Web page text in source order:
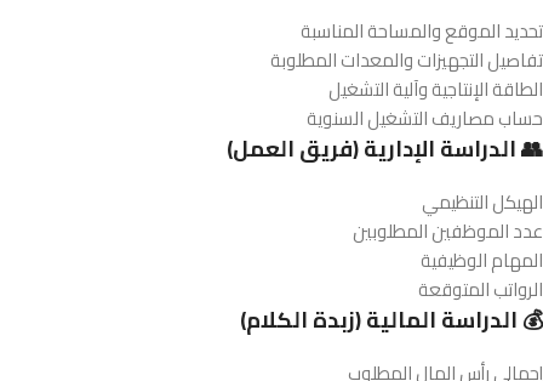
تحديد الموقع والمساحة المناسبة
تفاصيل التجهيزات والمعدات المطلوبة
الطاقة الإنتاجية وآلية التشغيل
حساب مصاريف التشغيل السنوية
👥 الدراسة الإدارية (فريق العمل)
الهيكل التنظيمي
عدد الموظفين المطلوبين
المهام الوظيفية
الرواتب المتوقعة
💰 الدراسة المالية (زبدة الكلام)
إجمالي رأس المال المطلوب